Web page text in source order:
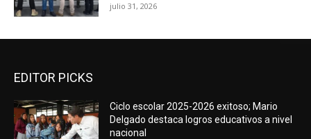
julio 31, 2026
EDITOR PICKS
Ciclo escolar 2025-2026 exitoso; Mario
Delgado destaca logros educativos a nivel
nacional